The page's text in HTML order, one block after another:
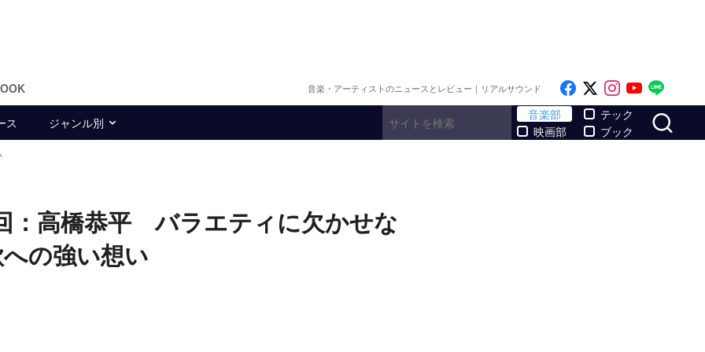
音楽・アーティストのニュースとレビュー｜リアルサウンド Like on Facebook
Follow on x
Follow on
Follow
ス ジャンル別
音楽部
映画部
テック
ブック
：高橋恭平 バラエティに欠かせな
の強い想い